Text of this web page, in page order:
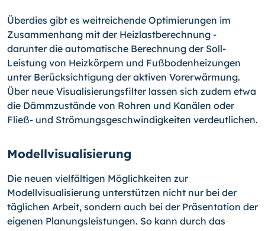
Überdies gibt es weitreichende Optimierungen im
Zusammenhang mit der Heizlastbe­rech­nung -
darunter die automatische Berechnung der Soll-
Leistung von Heizkörpern und Fußbodenheizungen
unter Berücksichtigung der aktiven Vorerwärmung.
Über neue Visualisierungsfilter lassen sich zudem etwa
die Dämmzustände von Rohren und Kanälen oder
Fließ- und Strömungsgeschwindigkeiten verdeutlichen.
Modellvisualisierung
Die neuen vielfältigen Möglichkeiten zur
Modellvisualisierung unterstützen nicht nur bei der
täglichen Arbeit, sondern auch bei der Präsentation der
eigenen Planungsleistungen. So kann durch das